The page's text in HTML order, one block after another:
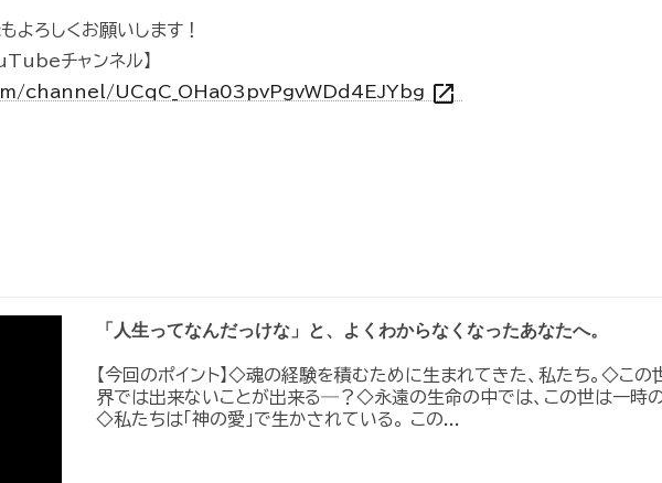
ろしくお願いします！
チャンネル】
channel/UCqC_OHa03pvPgvWDd4EJYbg open_in_new
「人生ってなんだっけな」と、よくわからなくなったあなたへ。
【今回のポイント】◇魂の経験を積むために生まれてきた、私たち。◇この
界では出来ないことが出来る―？◇永遠の生命の中では、この世は一時の
◇私たちは「神の愛」で生かされている。 この...